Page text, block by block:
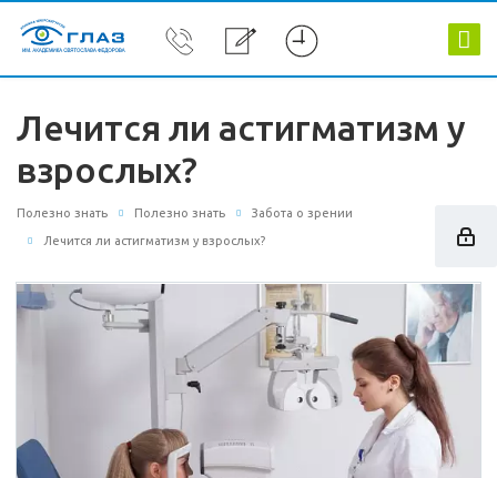
Лечится ли астигматизм у
взрослых?
Полезно знать Полезно знать Забота о зрении
Лечится ли астигматизм у взрослых?